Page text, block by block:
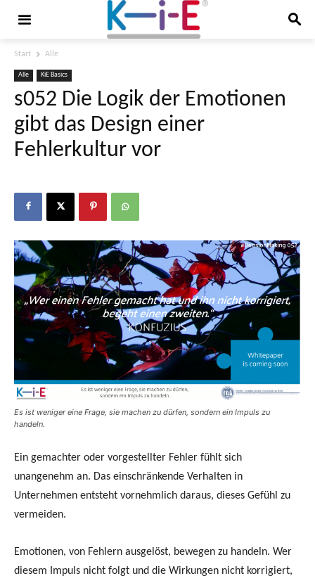
Start Alle
Alle KiE Basics
s052 Die Logik der Emotionen
gibt das Design einer
Fehlerkultur vor
Es ist weniger eine Frage, sie machen zu dürfen, sondern ein Impuls zu
handeln.
Ein gemachter oder vorgestellter Fehler fühlt sich
unangenehm an. Das einschränkende Verhalten in
Unternehmen entsteht vornehmlich daraus, dieses Gefühl zu
vermeiden.
Emotionen, von Fehlern ausgelöst, bewegen zu handeln. Wer
diesem Impuls nicht folgt und die Wirkungen nicht korrigiert,